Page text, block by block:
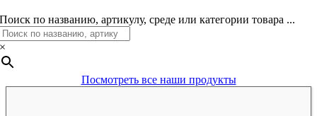
Поиск по названию, артикулу, среде или категории товара ...
×
Посмотреть все наши продукты